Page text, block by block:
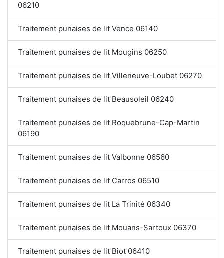
06210
Traitement punaises de lit Vence 06140
Traitement punaises de lit Mougins 06250
Traitement punaises de lit Villeneuve-Loubet 06270
Traitement punaises de lit Beausoleil 06240
Traitement punaises de lit Roquebrune-Cap-Martin
06190
Traitement punaises de lit Valbonne 06560
Traitement punaises de lit Carros 06510
Traitement punaises de lit La Trinité 06340
Traitement punaises de lit Mouans-Sartoux 06370
Traitement punaises de lit Biot 06410